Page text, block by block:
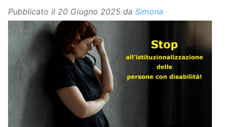
Pubblicato il 20 Giugno 2025 da Simona